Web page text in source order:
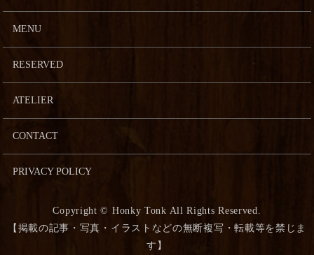
MENU
RESERVED
ATELIER
CONTACT
PRIVACY POLICY
Copyright © Honky Tonk All Rights Reserved.
【掲載の記事・写真・イラストなどの無断複写・転載等を禁じま
す】